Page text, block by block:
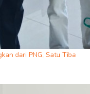
dari PNG, Satu Tiba